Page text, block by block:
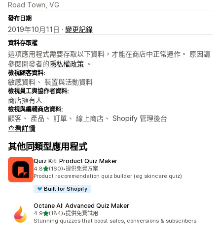
Road Town, VG
發布日期
2019年10月11日 · 變更記錄
資料存取權
這項應用程式需要存取以下資料，才能在商店中正常運作。 原因請
參閱開發者的隱私權政策 。
檢視顧客資料:
敏感資料、 裝置與活動資料
檢視員工與協作者資料:
商店擁有人
檢視與編輯商店資料:
顧客、 產品、 訂單、 線上商店、 Shopify 管理後台
查看詳情
其他同類型應用程式
Quiz Kit: Product Quiz Maker
4.8滿分 5 顆星
(160)
共有 160 則評價
•提供免費方案
Product recommendation quiz builder (eg skincare quiz)
Built for Shopify
Octane AI: Advanced Quiz Maker
4.9滿分 5 顆星
(184)
共有 184 則評價
•提供免費試用
Stunning quizzes that boost sales, conversions & subscribers